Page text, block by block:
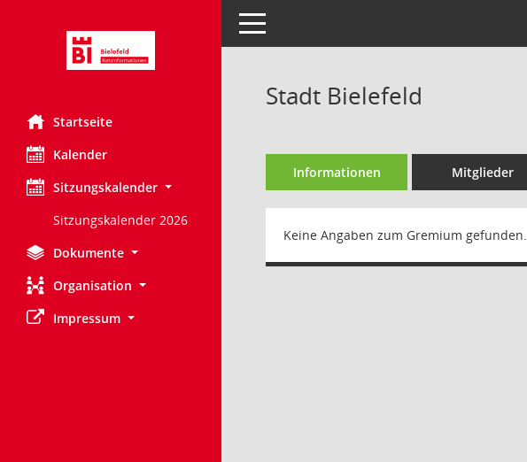
Startseite
Kalender
Sitzungskalender
Sitzungskalender 2026
Dokumente
Organisation
Impressum
Toggle navigation
Stadt Bielefeld
Informationen Mitglieder
Keine Angaben zum Gremium gefunden.